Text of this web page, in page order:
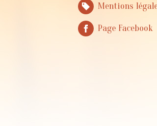
Mentions
Page Facebook